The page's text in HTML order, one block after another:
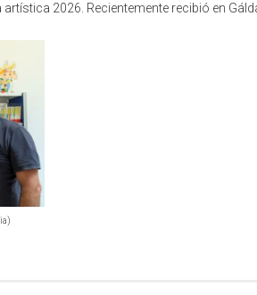
2026. Recientemente recibió en